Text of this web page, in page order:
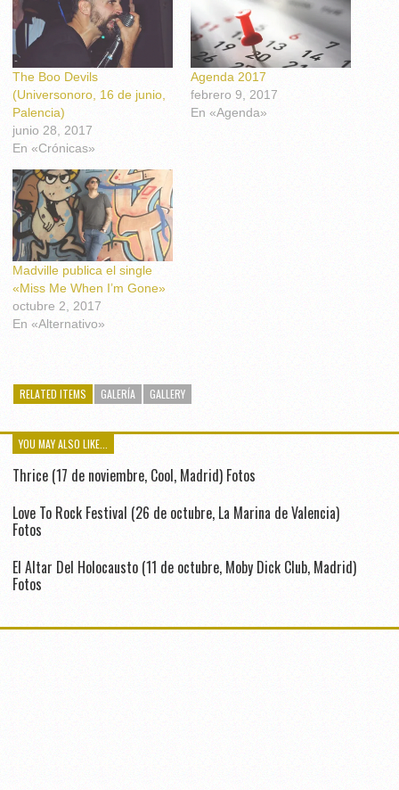
The Boo Devils
(Universonoro, 16 de junio,
Palencia)
junio 28, 2017
En «Crónicas»
Agenda 2017
febrero 9, 2017
En «Agenda»
Madville publica el single
«Miss Me When I’m Gone»
octubre 2, 2017
En «Alternativo»
RELATED ITEMS GALERÍA GALLERY
YOU MAY ALSO LIKE...
Thrice (17 de noviembre, Cool, Madrid) Fotos
Love To Rock Festival (26 de octubre, La Marina de Valencia)
Fotos
El Altar Del Holocausto (11 de octubre, Moby Dick Club, Madrid)
Fotos